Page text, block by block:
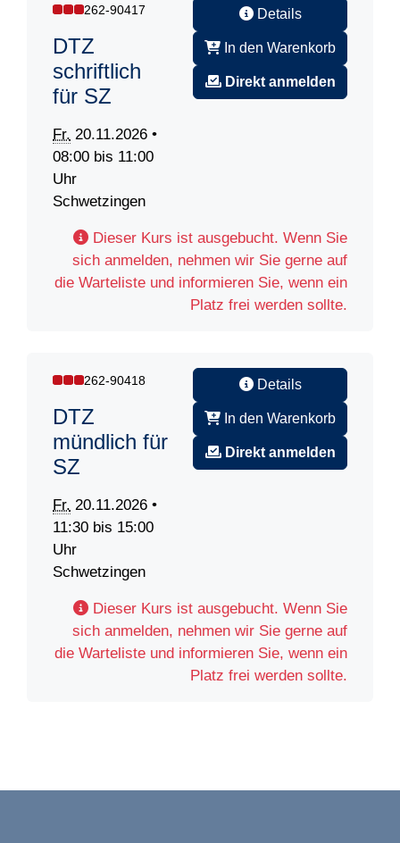
262-90417
DTZ
schriftlich
für SZ
Fr. 20.11.2026 •
08:00 bis 11:00
Uhr
Schwetzingen
Details
In den Warenkorb
Direkt anmelden
Dieser Kurs ist ausgebucht. Wenn Sie
sich anmelden, nehmen wir Sie gerne auf
die Warteliste und informieren Sie, wenn ein
Platz frei werden sollte.
262-90418
DTZ
mündlich für
SZ
Fr. 20.11.2026 •
11:30 bis 15:00
Uhr
Schwetzingen
Details
In den Warenkorb
Direkt anmelden
Dieser Kurs ist ausgebucht. Wenn Sie
sich anmelden, nehmen wir Sie gerne auf
die Warteliste und informieren Sie, wenn ein
Platz frei werden sollte.